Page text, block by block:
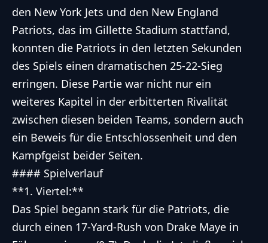
den New York Jets und den New England
Patriots, das im Gillette Stadium stattfand,
konnten die Patriots in den letzten Sekunden
des Spiels einen dramatischen 25-22-Sieg
erringen. Diese Partie war nicht nur ein
weiteres Kapitel in der erbitterten Rivalität
zwischen diesen beiden Teams, sondern auch
ein Beweis für die Entschlossenheit und den
Kampfgeist beider Seiten.
#### Spielverlauf
**1. Viertel:**
Das Spiel begann stark für die Patriots, die
durch einen 17-Yard-Rush von Drake Maye in